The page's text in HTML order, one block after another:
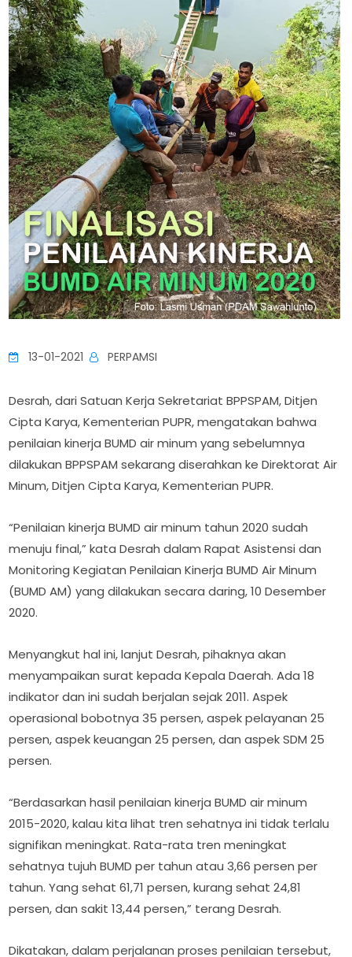
13-01-2021 PERPAMSI
Desrah, dari Satuan Kerja Sekretariat BPPSPAM, Ditjen
Cipta Karya, Kementerian PUPR, mengatakan bahwa
penilaian kinerja BUMD air minum yang sebelumnya
dilakukan BPPSPAM sekarang diserahkan ke Direktorat Air
Minum, Ditjen Cipta Karya, Kementerian PUPR.
“Penilaian kinerja BUMD air minum tahun 2020 sudah
menuju final,” kata Desrah dalam Rapat Asistensi dan
Monitoring Kegiatan Penilaian Kinerja BUMD Air Minum
(BUMD AM) yang dilakukan secara daring, 10 Desember
2020.
Menyangkut hal ini, lanjut Desrah, pihaknya akan
menyampaikan surat kepada Kepala Daerah. Ada 18
indikator dan ini sudah berjalan sejak 2011. Aspek
operasional bobotnya 35 persen, aspek pelayanan 25
persen, aspek keuangan 25 persen, dan aspek SDM 25
persen.
“Berdasarkan hasil penilaian kinerja BUMD air minum
2015-2020, kalau kita lihat tren sehatnya ini tidak terlalu
signifikan meningkat. Rata-rata tren meningkat
sehatnya tujuh BUMD per tahun atau 3,66 persen per
tahun. Yang sehat 61,71 persen, kurang sehat 24,81
persen, dan sakit 13,44 persen,” terang Desrah.
Dikatakan, dalam perjalanan proses penilaian tersebut,